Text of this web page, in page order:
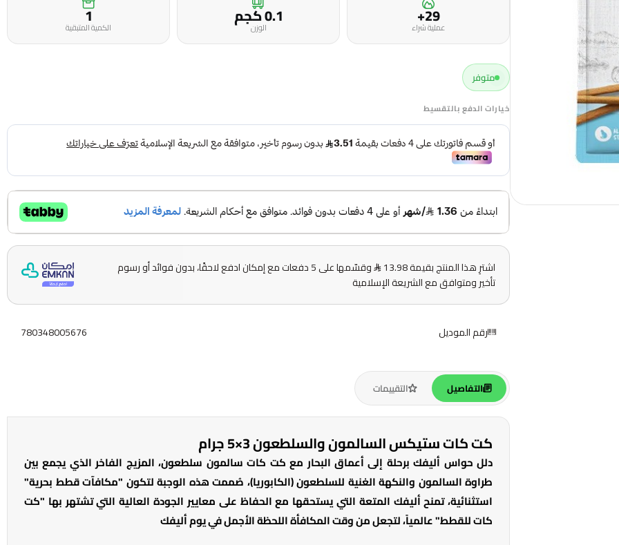
29+
عملية شراء 0.1 كجمالوزن 1
الكمية المتبقية
متوفر
خيارات الدفع بالتقسيط
اشترِ هذا المنتج بقيمة 13.98
وقسّمها على 5 دفعات مع إمكان ادفع لاحقًا، بدون فوائد أو رسوم
تأخير ومتوافق مع الشريعة الإسلامية
رقم الموديل 780348005676
التفاصيل التقييمات
كت كات ستيكس السالمون والسلطعون 3×5 جرام
دلل حواس أليفك برحلة إلى أعماق البحار مع كت كات سالمون سلطعون، المزيج الفاخر الذي يجمع بين
طراوة السالمون والنكهة الغنية للسلطعون (الكابوريا)، صُممت هذه الوجبة لتكون "مكافآت قطط بحرية"
استثنائية، تمنح أليفك المتعة التي يستحقها مع الحفاظ على معايير الجودة العالية التي تشتهر بها "كت
كات للقطط" عالمياً، لتجعل من وقت المكافأة اللحظة الأجمل في يوم أليفك